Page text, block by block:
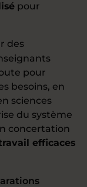
pour
des
pour
besoins, en
sciences
du système
concertation
efficaces